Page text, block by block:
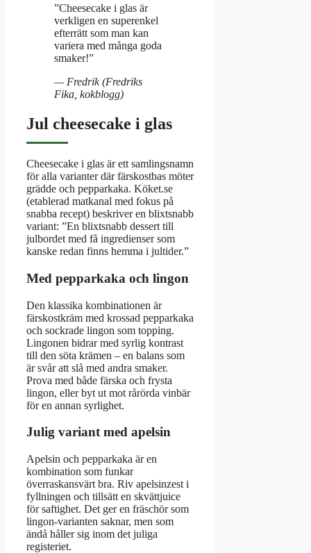
”Cheesecake i glas är
verkligen en superenkel
efterrätt som man kan
variera med många goda
smaker!”
— Fredrik (Fredriks
Fika, kokblogg)
Jul cheesecake i glas
Cheesecake i glas är ett samlingsnamn
för alla varianter där färskostbas möter
grädde och pepparkaka. Köket.se
(etablerad matkanal med fokus på
snabba recept) beskriver en blixtsnabb
variant: ”En blixtsnabb dessert till
julbordet med få ingredienser som
kanske redan finns hemma i jultider.”
Med pepparkaka och lingon
Den klassika kombinationen är
färskostkräm med krossad pepparkaka
och sockrade lingon som topping.
Lingonen bidrar med syrlig kontrast
till den söta krämen – en balans som
är svår att slå med andra smaker.
Prova med både färska och frysta
lingon, eller byt ut mot rårörda vinbär
för en annan syrlighet.
Julig variant med apelsin
Apelsin och pepparkaka är en
kombination som funkar
överraskansvärt bra. Riv apelsinzest i
fyllningen och tillsätt en skvättjuice
för saftighet. Det ger en fräschör som
lingon-varianten saknar, men som
ändå håller sig inom det juliga
registeriet.